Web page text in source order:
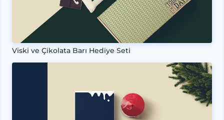
Viski ve Çikolata Barı Hediye Seti